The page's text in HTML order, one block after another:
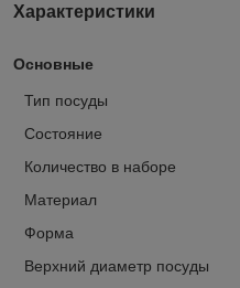
Характеристики
Основные
Тип посуды
Состояние
Количество в наборе
Материал
Форма
Верхний диаметр посуды